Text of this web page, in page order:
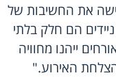
את החשיבות של
הם חלק בלתי
ייהנו מחוויה
האירוע."